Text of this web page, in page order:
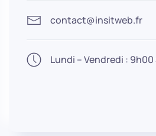
contact@insitweb.fr
Lundi – Vendredi : 9h00